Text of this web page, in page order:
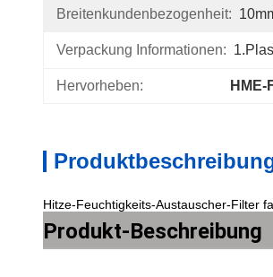
Breitenkundenbezogenheit:
Verpackung Informationen:
Hervorheben:
Hitze-Feuchtigkeits-Austauscher-Filter
Produkt-Beschreibung